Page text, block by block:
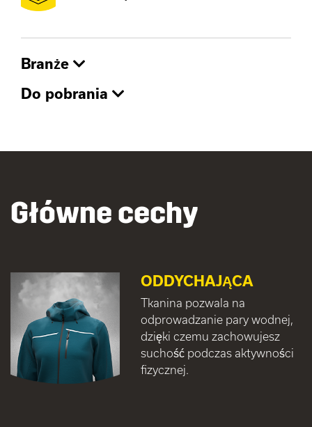
Branże
Do pobrania
Główne cechy
ODDYCHAJĄCA
Tkanina pozwala na
odprowadzanie pary wodnej,
dzięki czemu zachowujesz
suchość podczas aktywności
fizycznej.